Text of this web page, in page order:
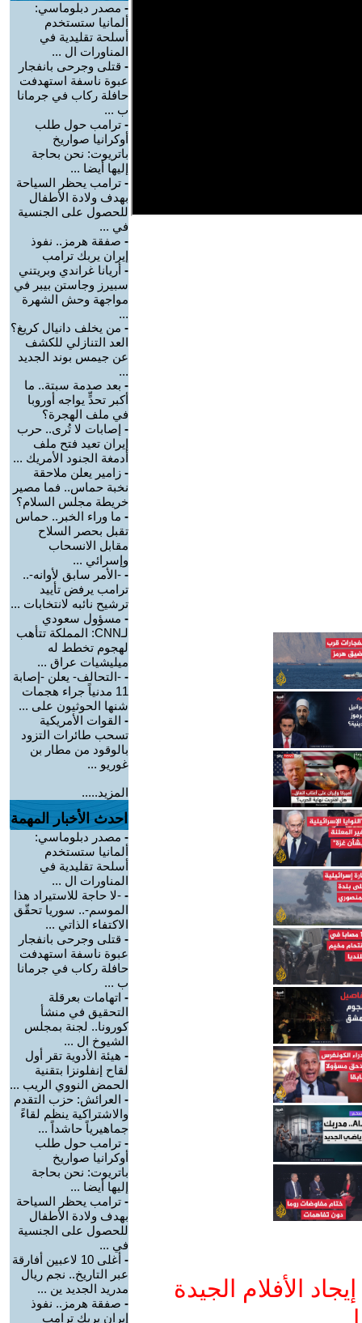
الأفلام الجيدة
- مصدر دبلوماسي:
ألمانيا ستستخدم
أسلحة تقليدية في
المناورات ال ...
- قتلى وجرحى بانفجار
عبوة ناسفة استهدفت
حافلة ركاب في جرمانا
ب ...
- ترامب حول طلب
أوكرانيا صواريخ
باتريوت: نحن بحاجة
إليها أيضا ...
- ترامب يحظر السياحة
بهدف ولادة الأطفال
للحصول على الجنسية
في ...
- صفقة هرمز.. نفوذ
إيران يربك ترامب
- أريانا غراندي وبريتني
سبيرز وجاستن بيبر في
مواجهة وحش الشهرة
...
- من يخلف دانيال كريغ؟
العد التنازلي للكشف
عن جيمس بوند الجديد
...
- بعد صدمة سبتة.. ما
أكبر تحدٍّ يواجه أوروبا
في ملف الهجرة؟
- إصابات لا تُرى.. حرب
إيران تعيد فتح ملف
أدمغة الجنود الأمريك ...
- زامير يعلن ملاحقة
نخبة حماس.. فما مصير
خريطة مجلس السلام؟
- ما وراء الخبر.. حماس
تقبل بحصر السلاح
مقابل الانسحاب
وإسرائي ...
- -الأمر سابق لأوانه-..
ترامب يرفض تأييد
ترشيح نائبه لانتخابات ...
- مسؤول سعودي
لـCNN: المملكة تتأهب
لهجوم تخطط له
ميليشيات عراق ...
- -التحالف- يعلن -إصابة
11 مدنياً جراء هجمات
شنها الحوثيون على ...
- القوات الأمريكية
تسحب طائرات التزود
بالوقود من مطار بن
غوريو ...
المزيد.....
احدث الأخبار المهمة
- مصدر دبلوماسي:
ألمانيا ستستخدم
أسلحة تقليدية في
المناورات ال ...
- -لا حاجة للاستيراد هذا
الموسم-.. سوريا تحقّق
الاكتفاء الذاتي ...
- قتلى وجرحى بانفجار
عبوة ناسفة استهدفت
حافلة ركاب في جرمانا
ب ...
- اتهامات بعرقلة
التحقيق في منشأ
كورونا.. لجنة بمجلس
الشيوخ ال ...
- هيئة الأدوية تقر أول
لقاح إنفلونزا بتقنية
الحمض النووي الريب ...
- العرائش: حزب التقدم
والاشتراكية ينظم لقاءً
جماهيرياً حاشداً ...
- ترامب حول طلب
أوكرانيا صواريخ
باتريوت: نحن بحاجة
إليها أيضا ...
- ترامب يحظر السياحة
بهدف ولادة الأطفال
للحصول على الجنسية
في ...
-
أغلى 10 لاعبين أفارقة
عبر التاريخ.. نجم ريال
مدريد الجديد ين ...
- صفقة هرمز.. نفوذ
إيران يربك ترامب